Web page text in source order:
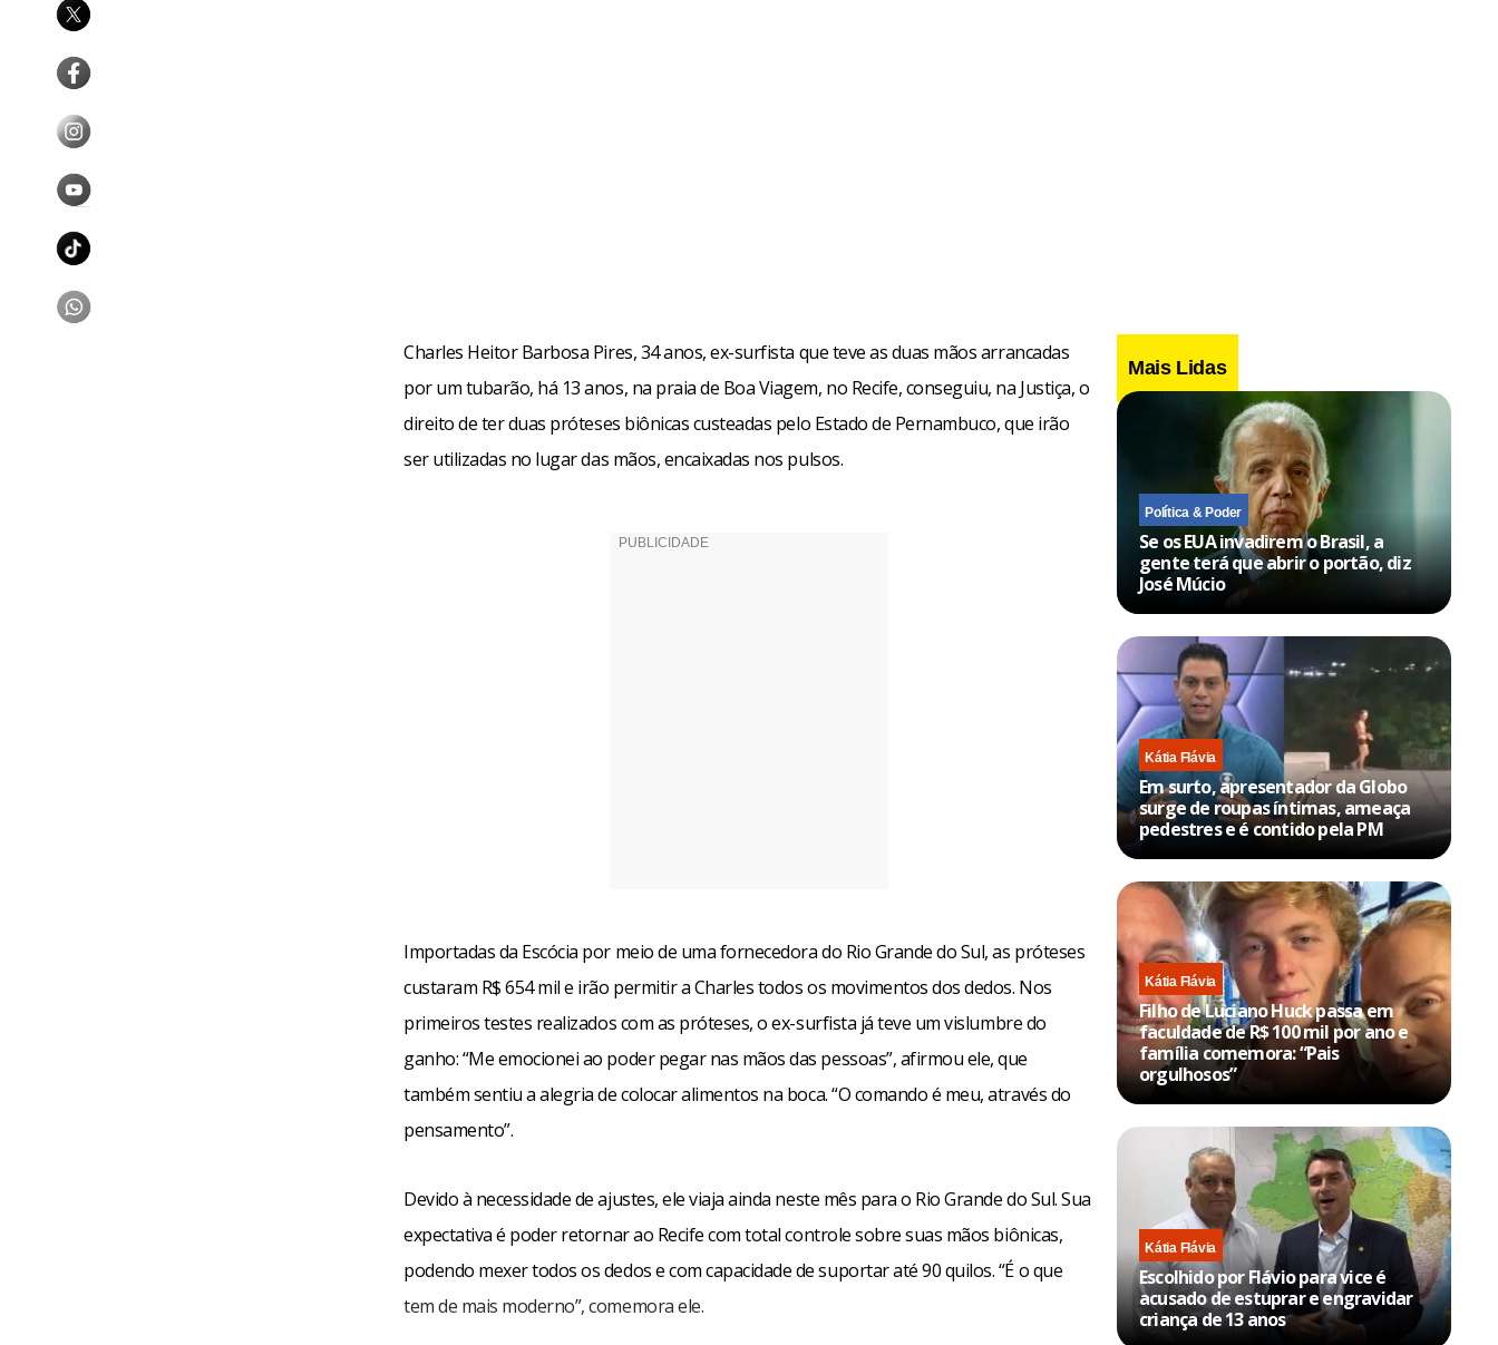
Charles Heitor Barbosa Pires, 34 anos, ex-surfista que teve as duas mãos arrancadas
por um tubarão, há 13 anos, na praia de Boa Viagem, no Recife, conseguiu, na Justiça, o
direito de ter duas próteses biônicas custeadas pelo Estado de Pernambuco, que irão
ser utilizadas no lugar das mãos, encaixadas nos pulsos.
Importadas da Escócia por meio de uma fornecedora do Rio Grande do Sul, as próteses
custaram R$ 654 mil e irão permitir a Charles todos os movimentos dos dedos. Nos
primeiros testes realizados com as próteses, o ex-surfista já teve um vislumbre do
ganho: “Me emocionei ao poder pegar nas mãos das pessoas”, afirmou ele, que
também sentiu a alegria de colocar alimentos na boca. “O comando é meu, através do
pensamento”.
Devido à necessidade de ajustes, ele viaja ainda neste mês para o Rio Grande do Sul. Sua
expectativa é poder retornar ao Recife com total controle sobre suas mãos biônicas,
podendo mexer todos os dedos e com capacidade de suportar até 90 quilos. “É o que
tem de mais moderno”, comemora ele.
Mais Lidas
Política & Poder
Se os EUA invadirem o Brasil, a
gente terá que abrir o portão, diz
José Múcio
Kátia Flávia
Em surto, apresentador da Globo
surge de roupas íntimas, ameaça
pedestres e é contido pela PM
Kátia Flávia
Filho de Luciano Huck passa em
faculdade de R$ 100 mil por ano e
família comemora: “Pais
orgulhosos”
Kátia Flávia
Escolhido por Flávio para vice é
acusado de estuprar e engravidar
criança de 13 anos